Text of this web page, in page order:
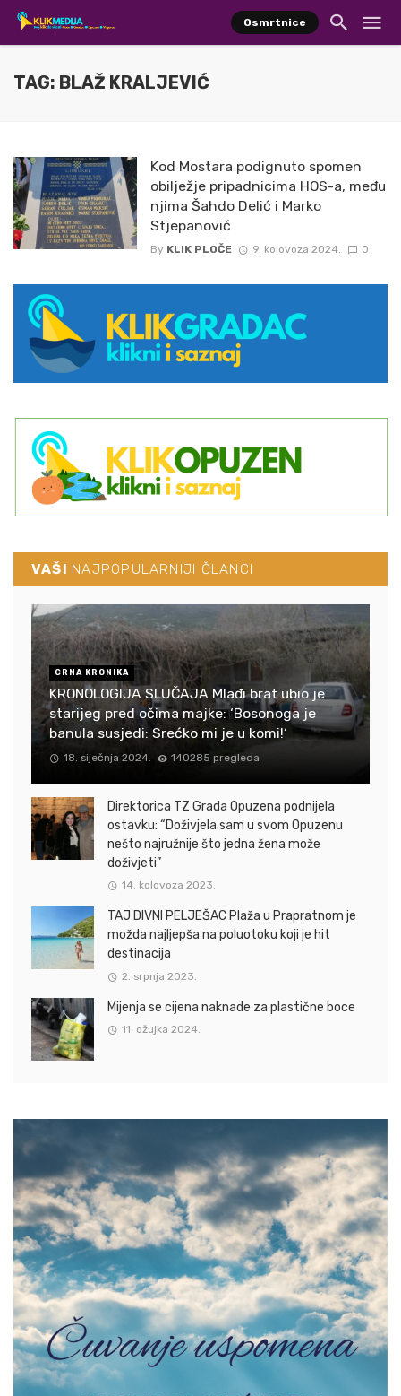
Osmrtnice
TAG: BLAŽ KRALJEVIĆ
Kod Mostara podignuto spomen
obilježje pripadnicima HOS-a, među
njima Šahdo Delić i Marko
Stjepanović
By KLIK PLOČE 9. kolovoza 2024. 0
VAŠI NAJPOPULARNIJI ČLANCI
CRNA KRONIKA
KRONOLOGIJA SLUČAJA Mlađi brat ubio je
starijeg pred očima majke: ‘Bosonoga je
banula susjedi: Srećko mi je u komi!‘
18. siječnja 2024. 140285 pregleda
Direktorica TZ Grada Opuzena podnijela
ostavku: “Doživjela sam u svom Opuzenu
nešto najružnije što jedna žena može
doživjeti”
14. kolovoza 2023.
TAJ DIVNI PELJEŠAC Plaža u Prapratnom je
možda najljepša na poluotoku koji je hit
destinacija
2. srpnja 2023.
Mijenja se cijena naknade za plastične boce
11. ožujka 2024.